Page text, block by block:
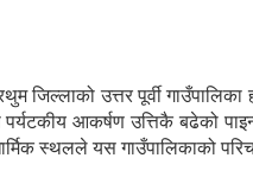
जिल्लाको उत्तर पूर्वी
आकर्षण उत्तिकै बढेको
स्थलले यस गाउँपालिकाको